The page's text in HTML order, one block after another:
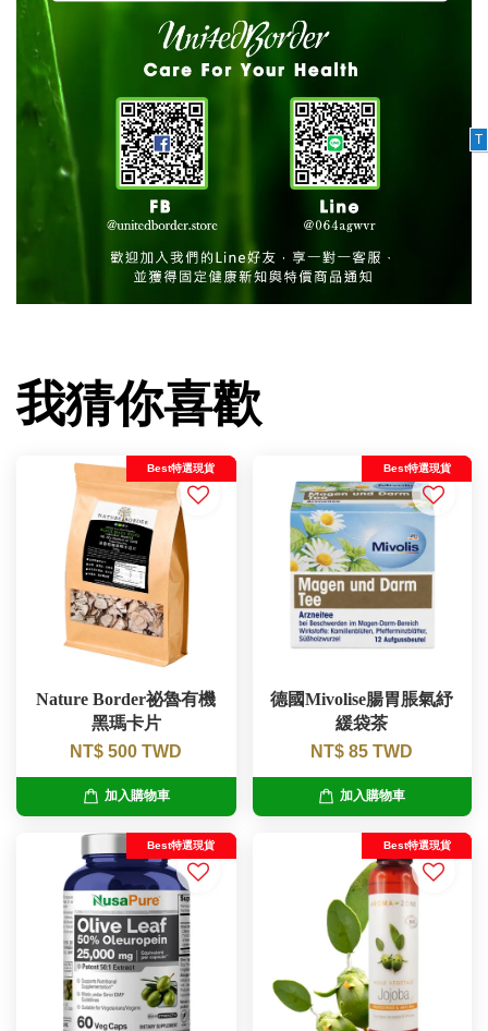
T
我猜你喜歡
Best特選現貨
Nature Border祕魯有機
黑瑪卡片
NT$ 500 TWD
加入購物車
Best特選現貨
德國Mivolise腸胃脹氣紓
緩袋茶
NT$ 85 TWD
加入購物車
Best特選現貨 Best特選現貨